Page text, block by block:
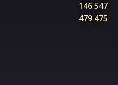
146 547
479 475